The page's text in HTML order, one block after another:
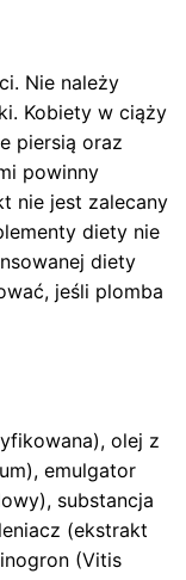
Nie należy
Kobiety w ciąży
piersią oraz
powinny
nie jest zalecany
diety nie
diety
jeśli plomba
olej z
emulgator
substancja
(ekstrakt
(Vitis